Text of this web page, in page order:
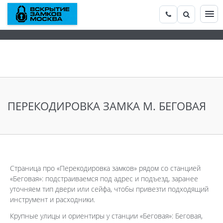
ПЕРЕКОДИРОВКА ЗАМКА М. БЕГОВАЯ
Страница про «Перекодировка замков» рядом со станцией
«Беговая»: подстраиваемся под адрес и подъезд, заранее
уточняем тип двери или сейфа, чтобы привезти подходящий
инструмент и расходники.
Крупные улицы и ориентиры у станции «Беговая»: Беговая,